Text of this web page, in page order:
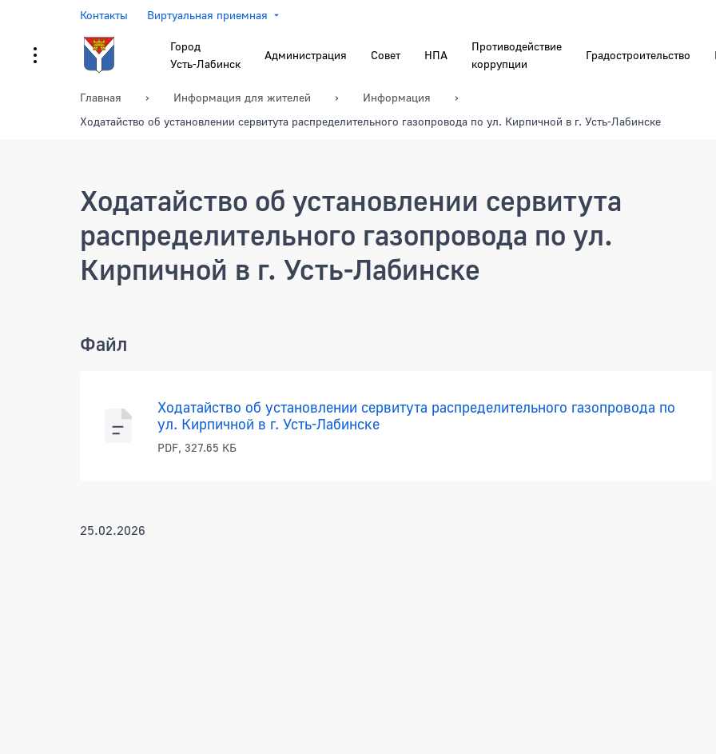
Контакты Виртуальная приемная
Город
Усть-Лабинск
Администрация Совет НПА
Противодействие
коррупции
Градостроительство
Главная Информация для жителей
Информация
Ходатайство об установлении сервитута распределительного газопровода по ул. Кирпичной в г. Усть-Лабинске
Ходатайство об установлении сервитута
распределительного газопровода по ул.
Кирпичной в г. Усть-Лабинске
Ходатайство об установлении сервитута
Файл
Ходатайство об установлении сервитута распределительного газопровода по
ул. Кирпичной в г. Усть-Лабинске
PDF, 327.65 КБ
25.02.2026